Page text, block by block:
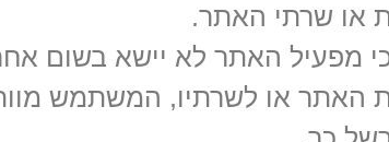
או שרתי האתר.
מפעיל האתר לא יישא בשום
האתר או לשרתיו, המשתמש